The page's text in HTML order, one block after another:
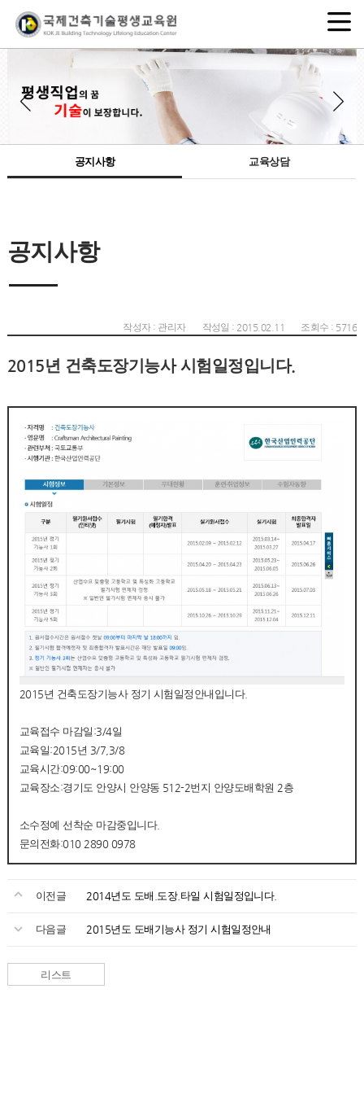
공지사항 교육상담
공지사항
작성자 : 관리자 작성일 : 2015.02.11 조회수 : 5716
2015년 건축도장기능사 시험일정입니다.
2015년 건축도장기능사 정기 시험일정안내입니다.
교육접수 마감일:3/4일
교육일:2015년 3/7,3/8
교육시간:09:00~19:00
교육장소:경기도 안양시 안양동 512-2번지 안양도배학원 2층
소수정예 선착순 마감중입니다.
문의전화:010 2890 0978
이전글 2014년도 도배.도장.타일 시험일정입니다.
다음글 2015년도 도배기능사 정기 시험일정안내
리스트